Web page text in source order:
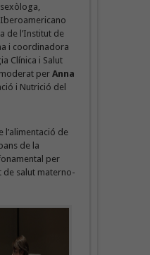
de l’Institut de
i coordinadora
Clínica i Salut
per Anna
i Nutrició del
l’alimentació de
de la
per
de salut materno-